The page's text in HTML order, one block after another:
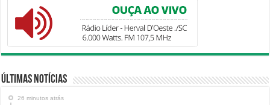
Últimas Notícias
26 minutos atrás